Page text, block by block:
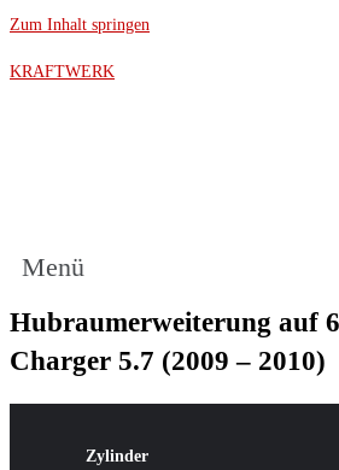
Zum Inhalt springen
KRAFTWERK
Menü
Hubraumerweiterung auf
Charger 5.7 (2009 – 2010)
Zylinder